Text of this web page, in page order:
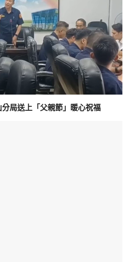
局送上「父親節」暖心祝福